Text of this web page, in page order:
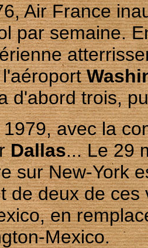
Air France
par semaine.
l'aéroport
d'abord trois,
avec la
Dallas... Le 29
sur New-York
de deux de
en
Mexico.